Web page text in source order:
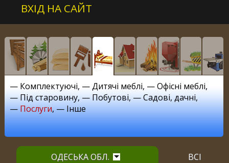
ВХІД НА САЙТ
— Комплектуючі, —Дитячі меблі, —Офісні меблі,
—Під старовину, —Побутові, —Садові, дачні,
—Послуги, —Інше
ОДЕСЬКА ОБЛ. ВСІ